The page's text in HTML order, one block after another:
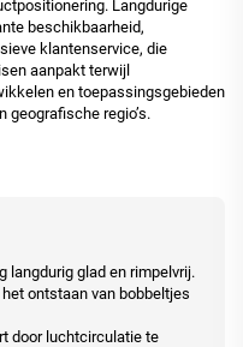
Langdurige
beschikbaarheid,
klantenservice, die
aanpakt terwijl
en toepassingsgebieden
geografische regio’s.
langdurig glad en rimpelvrij.
ontstaan van bobbeltjes
door luchtcirculatie te